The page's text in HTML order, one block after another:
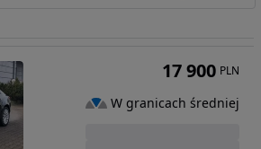
17 900 PLN
W granicach średniej